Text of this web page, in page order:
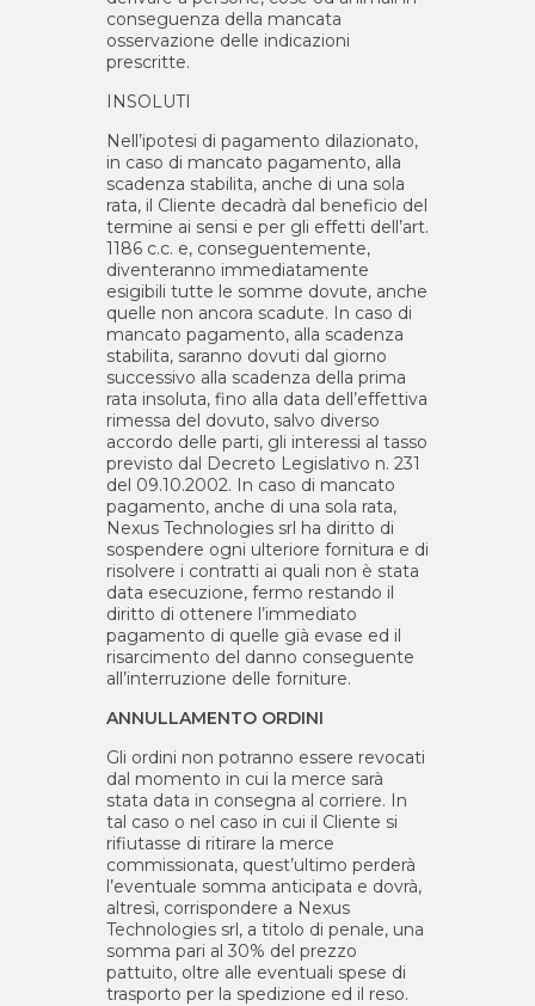
conseguenza della mancata
osservazione delle indicazioni
prescritte.
INSOLUTI
Nell’ipotesi di pagamento dilazionato,
in caso di mancato pagamento, alla
scadenza stabilita, anche di una sola
rata, il Cliente decadrà dal beneficio del
termine ai sensi e per gli effetti dell’art.
1186 c.c. e, conseguentemente,
diventeranno immediatamente
esigibili tutte le somme dovute, anche
quelle non ancora scadute. In caso di
mancato pagamento, alla scadenza
stabilita, saranno dovuti dal giorno
successivo alla scadenza della prima
rata insoluta, fino alla data dell’effettiva
rimessa del dovuto, salvo diverso
accordo delle parti, gli interessi al tasso
previsto dal Decreto Legislativo n. 231
del 09.10.2002. In caso di mancato
pagamento, anche di una sola rata,
Nexus Technologies srl ha diritto di
sospendere ogni ulteriore fornitura e di
risolvere i contratti ai quali non è stata
data esecuzione, fermo restando il
diritto di ottenere l’immediato
pagamento di quelle già evase ed il
risarcimento del danno conseguente
all’interruzione delle forniture.
ANNULLAMENTO ORDINI
Gli ordini non potranno essere revocati
dal momento in cui la merce sarà
stata data in consegna al corriere. In
tal caso o nel caso in cui il Cliente si
rifiutasse di ritirare la merce
commissionata, quest’ultimo perderà
l’eventuale somma anticipata e dovrà,
altresì, corrispondere a Nexus
Technologies srl, a titolo di penale, una
somma pari al 30% del prezzo
pattuito, oltre alle eventuali spese di
trasporto per la spedizione ed il reso.